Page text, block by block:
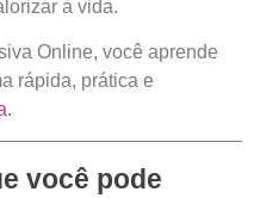
a vida.
Online, você aprende
rápida, prática e
você pode